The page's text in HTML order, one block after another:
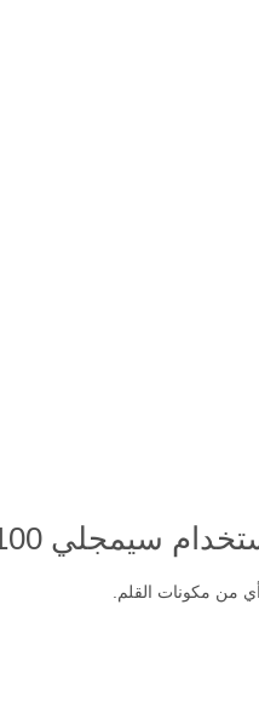
مل 5 أقلام معبأة 3 مل؟
من مكونات القلم.